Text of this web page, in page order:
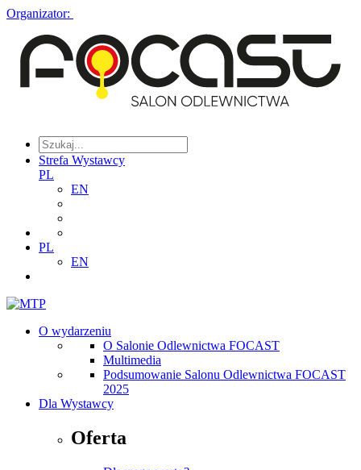
Organizator:
Strefa Wystawcy
PL
EN
PL
EN
O wydarzeniu
O Salonie Odlewnictwa FOCAST
Multimedia
Podsumowanie Salonu Odlewnictwa FOCAST
2025
Dla Wystawcy
Oferta